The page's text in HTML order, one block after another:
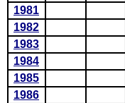
1981
1982
1983
1984
1985
1986